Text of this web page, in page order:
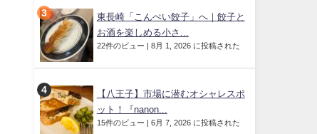
東長崎「こんぺい餃子」へ｜餃子と
お酒を楽しめる小さ...
22件のビュー | 8月 1, 2026 に投稿された
【八王子】市場に潜むオシャレスポ
ット！『nanon...
15件のビュー | 6月 7, 2026 に投稿された